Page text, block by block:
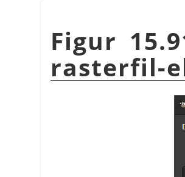
Figur
rasterfil-